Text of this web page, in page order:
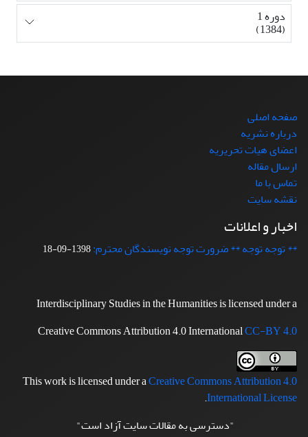
دوره 1
(1384)
صفحه اصلی
درباره نشریه
اعضای هیات تحریریه
ارسال مقاله
تماس با ما
نقشه سایت
اخبار و اعلانات
** توجه توجه ** ضرورت توجه نویسندگان محترم:1398-09-18
Interdisciplinary Studies in the Humanities is licensed under a
Creative Commons Attribution 4.0 InternationalCC-BY 4.0
This work is licensed under aCreative Commons Attribution 4.0
International License
.
"دسترسی به مقالات سایت آزاد است"